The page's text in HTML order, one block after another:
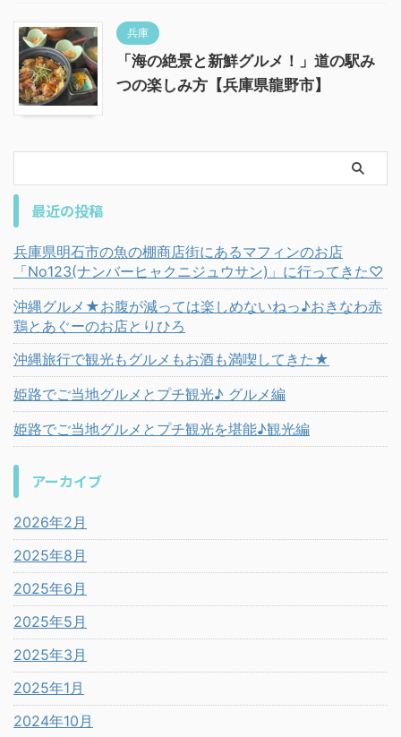
兵庫
「海の絶景と新鮮グルメ！」道の駅み
つの楽しみ方【兵庫県龍野市】
最近の投稿
兵庫県明石市の魚の棚商店街にあるマフィンのお店
「No123(ナンバーヒャクニジュウサン)」に行ってきた♡
沖縄グルメ★お腹が減っては楽しめないねっ♪おきなわ赤
鶏とあぐーのお店とりひろ
沖縄旅行で観光もグルメもお酒も満喫してきた★
姫路でご当地グルメとプチ観光♪ グルメ編
姫路でご当地グルメとプチ観光を堪能♪観光編
アーカイブ
2026年2月
2025年8月
2025年6月
2025年5月
2025年3月
2025年1月
2024年10月